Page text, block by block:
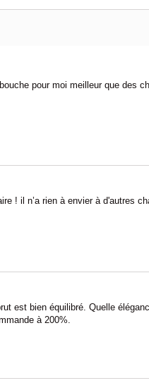
pour moi meilleur que des
! il n’a rien à envier à d'autres
est bien équilibré. Quelle
à 200%.